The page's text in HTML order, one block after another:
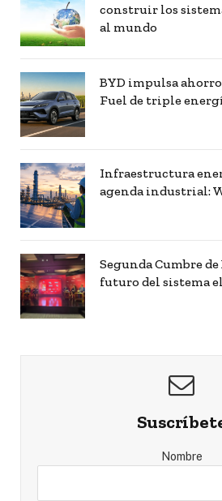
construir los
al mundo
BYD impulsa
Fuel de triple
Infraestructura
agenda industrial:
Segunda Cumbre
futuro del sistema
Nombre